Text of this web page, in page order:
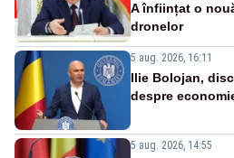
A înființat o
dronelor
5 aug. 2026, 16:11
Ilie Bolojan,
despre
5 aug. 2026, 14:55